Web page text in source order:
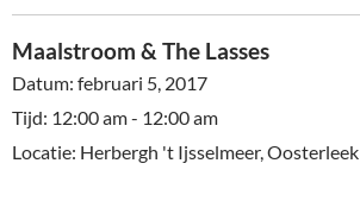
Maalstroom & The Lasses
Datum: februari 5, 2017
Tijd: 12:00 am - 12:00 am
Locatie: Herbergh 't Ijsselmeer, Oosterleek